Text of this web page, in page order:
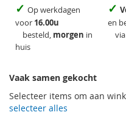
✓ Op werkdagen
voor 16.00u
besteld, morgen in
huis
✓
en
Vaak samen gekocht
Selecteer items om aan
selecteer alles